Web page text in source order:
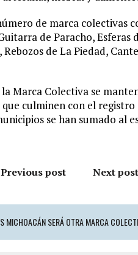
de marca colectivas
de Paracho, Esferas
de La Piedad,
Marca Colectiva se
culminen con el
se han sumado al
Previous post Next post
MICHOACÁN SERÁ OTRA MARCA